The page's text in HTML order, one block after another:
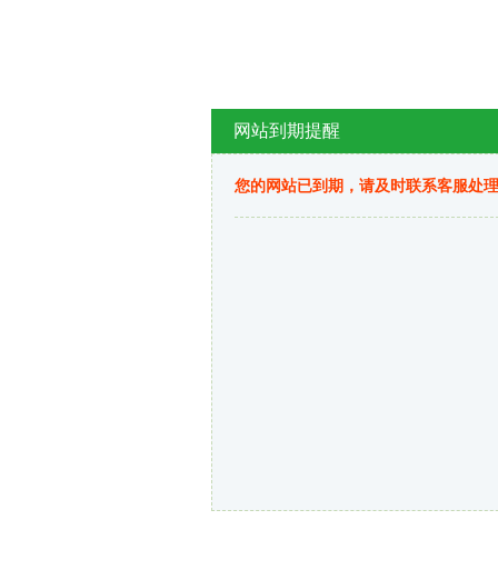
网站到期提醒
您的网站已到期，请及时联系客服处理